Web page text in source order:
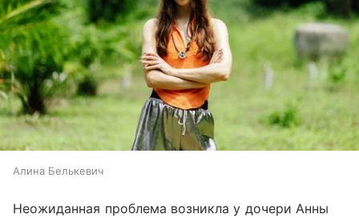
Алина Белькевич
Неожиданная проблема возникла у дочери Анны